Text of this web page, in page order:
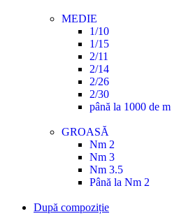
MEDIE
1/10
1/15
2/11
2/14
2/26
2/30
până la 1000 de m
GROASĂ
Nm 2
Nm 3
Nm 3.5
Până la Nm 2
După compoziție